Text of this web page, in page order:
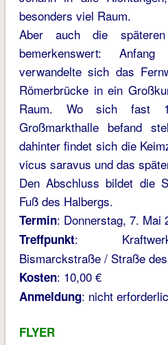
besonders viel Raum.
Aber auch die späteren
bemerkenswert:
verwandelte sich das
Römerbrücke in ein
Raum. Wo sich fast
Großmarkthalle befand
dahinter findet sich die
vicus saravus und das
Den Abschluss bildet die
Fuß des Halbergs.
Termin: Donnerstag, 7. Mai
Treffpunkt:
Bismarckstraße / Straße
Kosten: 10,00 €
Anmeldung: nicht
FLYER